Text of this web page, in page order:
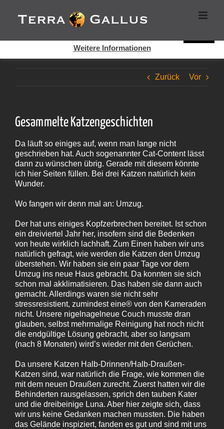
Inhalt
springen
Zurück Vor
Gesammelte Katzengeschichten
Da läuft so einiges auf, wenn man lange nicht
geschrieben hat. Auch sogenannter Cat-Content lässt
dann zu wünschen übrig. Gerade mit diesem könnte
ich hier Seiten füllen. Bei drei Katzen natürlich kein
Wunder.
Wo fangen wir denn mal an: Umzug.
Der hat uns einiges Kopfzerbrechen bereitet. Ist schon
ein dreiviertel Jahr her, insofern sind die Bedenken
von heute wirklich lachhaft. Zum Einen haben wir uns
natürlich gefragt, wie werden die Katzen den Umzug
überstehen. Wir haben sie ein paar Tage vor dem
Umzug ins neue Haus gebracht. Da konnten sie sich
schon mal akklimatisieren. Das haben sie dann auch
gemacht. Allerdings waren sie nicht sehr
stressresistient, zumindest eine® von den Kameraden
nicht. Unsere nigelnagelneue Couch musste dran
glauben, selbst mehrmalige Reinigung hat noch nicht
die endgültige Lösung gebracht, aber so langsam
(nach 8 Monaten) wird’s wieder mit den Gerüchen.
Da unsere Katzen Halb-Drinnen/Halb-Draußen-
Katzen sind, war natürlich die Frage, wie kommen die
mit dem neuen Draußen zurecht. Zuerst hatten wir die
Behinderten rausgelassen, sprich den tauben Kater
und die dreibeinige Luna. Aber hier zeigte sich, dass
wir uns keine Gedanken machen mussten. Die haben
das Gelände inspiziert, fanden es gut und sind mit uns
Cookies helfen auf auf dieser Seite bei der Bereitstellung der
Dienste. Durch die Nutzung dieser Webseite erklären Sie sich
Weitere Informationen